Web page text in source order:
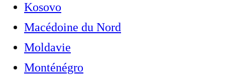
Kosovo
Macédoine du Nord
Moldavie
Monténégro